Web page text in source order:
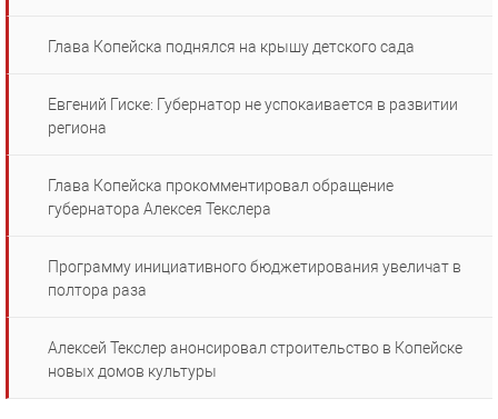
Глава Копейска поднялся на крышу детского сада
Евгений Гиске: Губернатор не успокаивается в развитии
региона
Глава Копейска прокомментировал обращение
губернатора Алексея Текслера
Программу инициативного бюджетирования увеличат в
полтора раза
Алексей Текслер анонсировал строительство в Копейске
новых домов культуры